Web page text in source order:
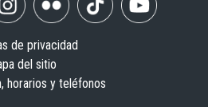
de privacidad
del sitio
horarios y teléfonos